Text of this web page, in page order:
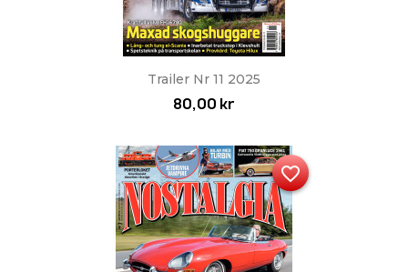
Trailer Nr 11 2025
80,00 kr
favorite_border